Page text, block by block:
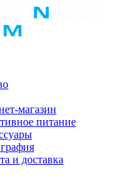
магазин
питание
и доставка